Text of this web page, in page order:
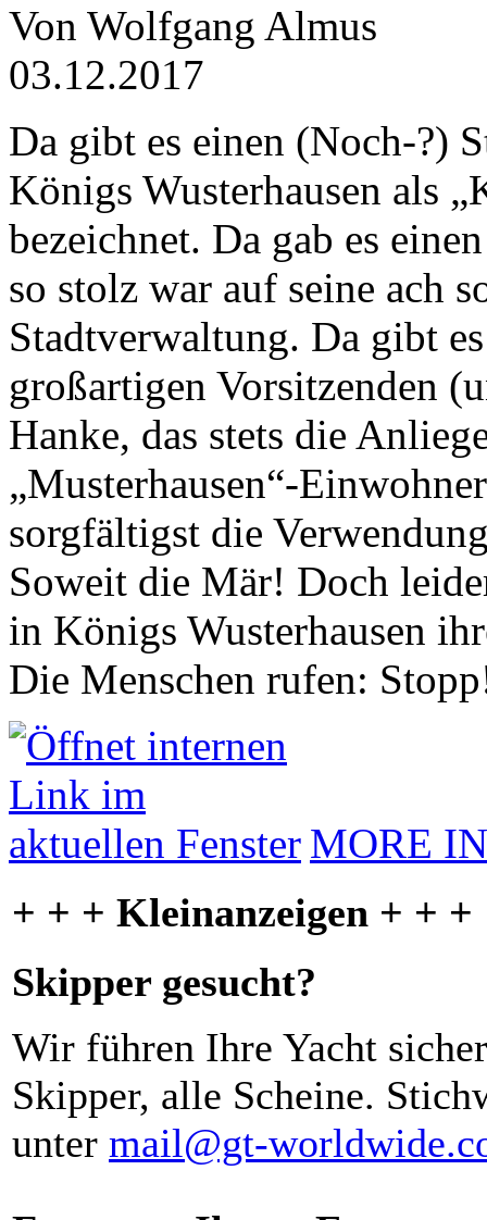
Von Wolfgang Almus
03.12.2017
Da gibt es einen (Noch-?)
Königs Wusterhausen als
bezeichnet. Da gab es
so stolz war auf seine ach
Stadtverwaltung. Da gibt
großartigen Vorsitzenden
Hanke, das stets die
„Musterhausen“-
sorgfältigst die
Soweit die Mär! Doch
in Königs Wusterhausen
Die Menschen rufen:
MORE
+ + + Kleinanzeigen + + +
Skipper gesucht?
Wir führen Ihre Yacht
Skipper, alle Scheine.
unter mail@gt-